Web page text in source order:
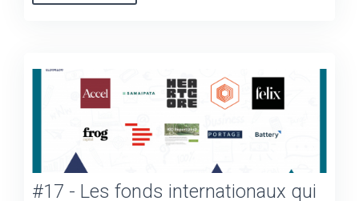
#17 - Les fonds internationaux qui